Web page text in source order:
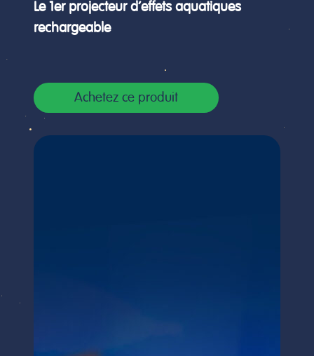
Le 1er projecteur d’effets aquatiques
rechargeable
Achetez ce produit